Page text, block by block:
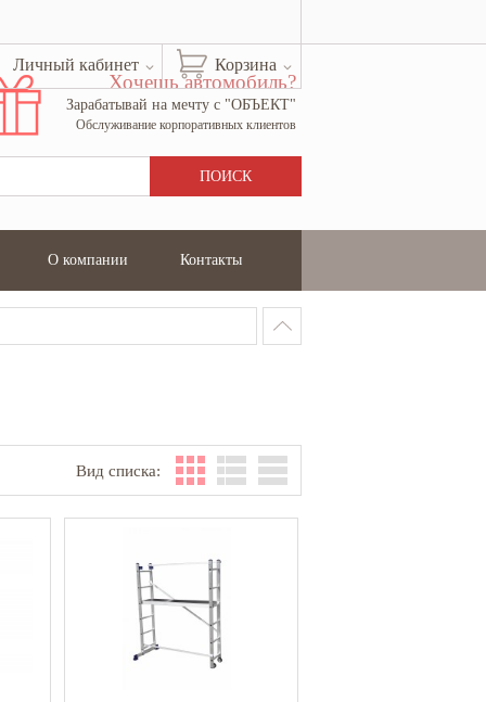
Корзина
Личный кабинет
Хочешь автомобиль?
Зарабатывай на мечту с "ОБЪЕКТ"
Обслуживание корпоративных клиентов
О компании Контакты
Вид списка: